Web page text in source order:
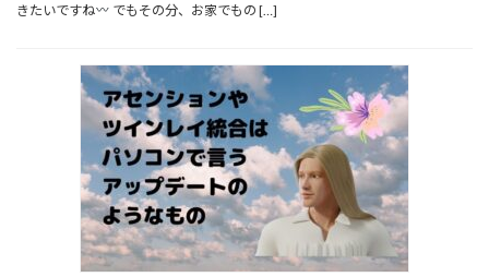
きたいですね
でもその分、お家でもの […]